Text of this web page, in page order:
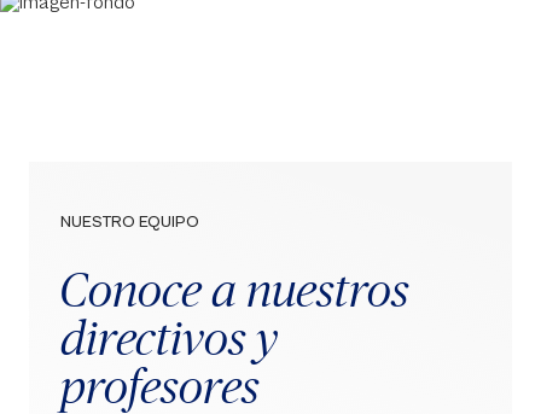
NUESTRO EQUIPO
Conoce a nuestros
directivos y
profesores